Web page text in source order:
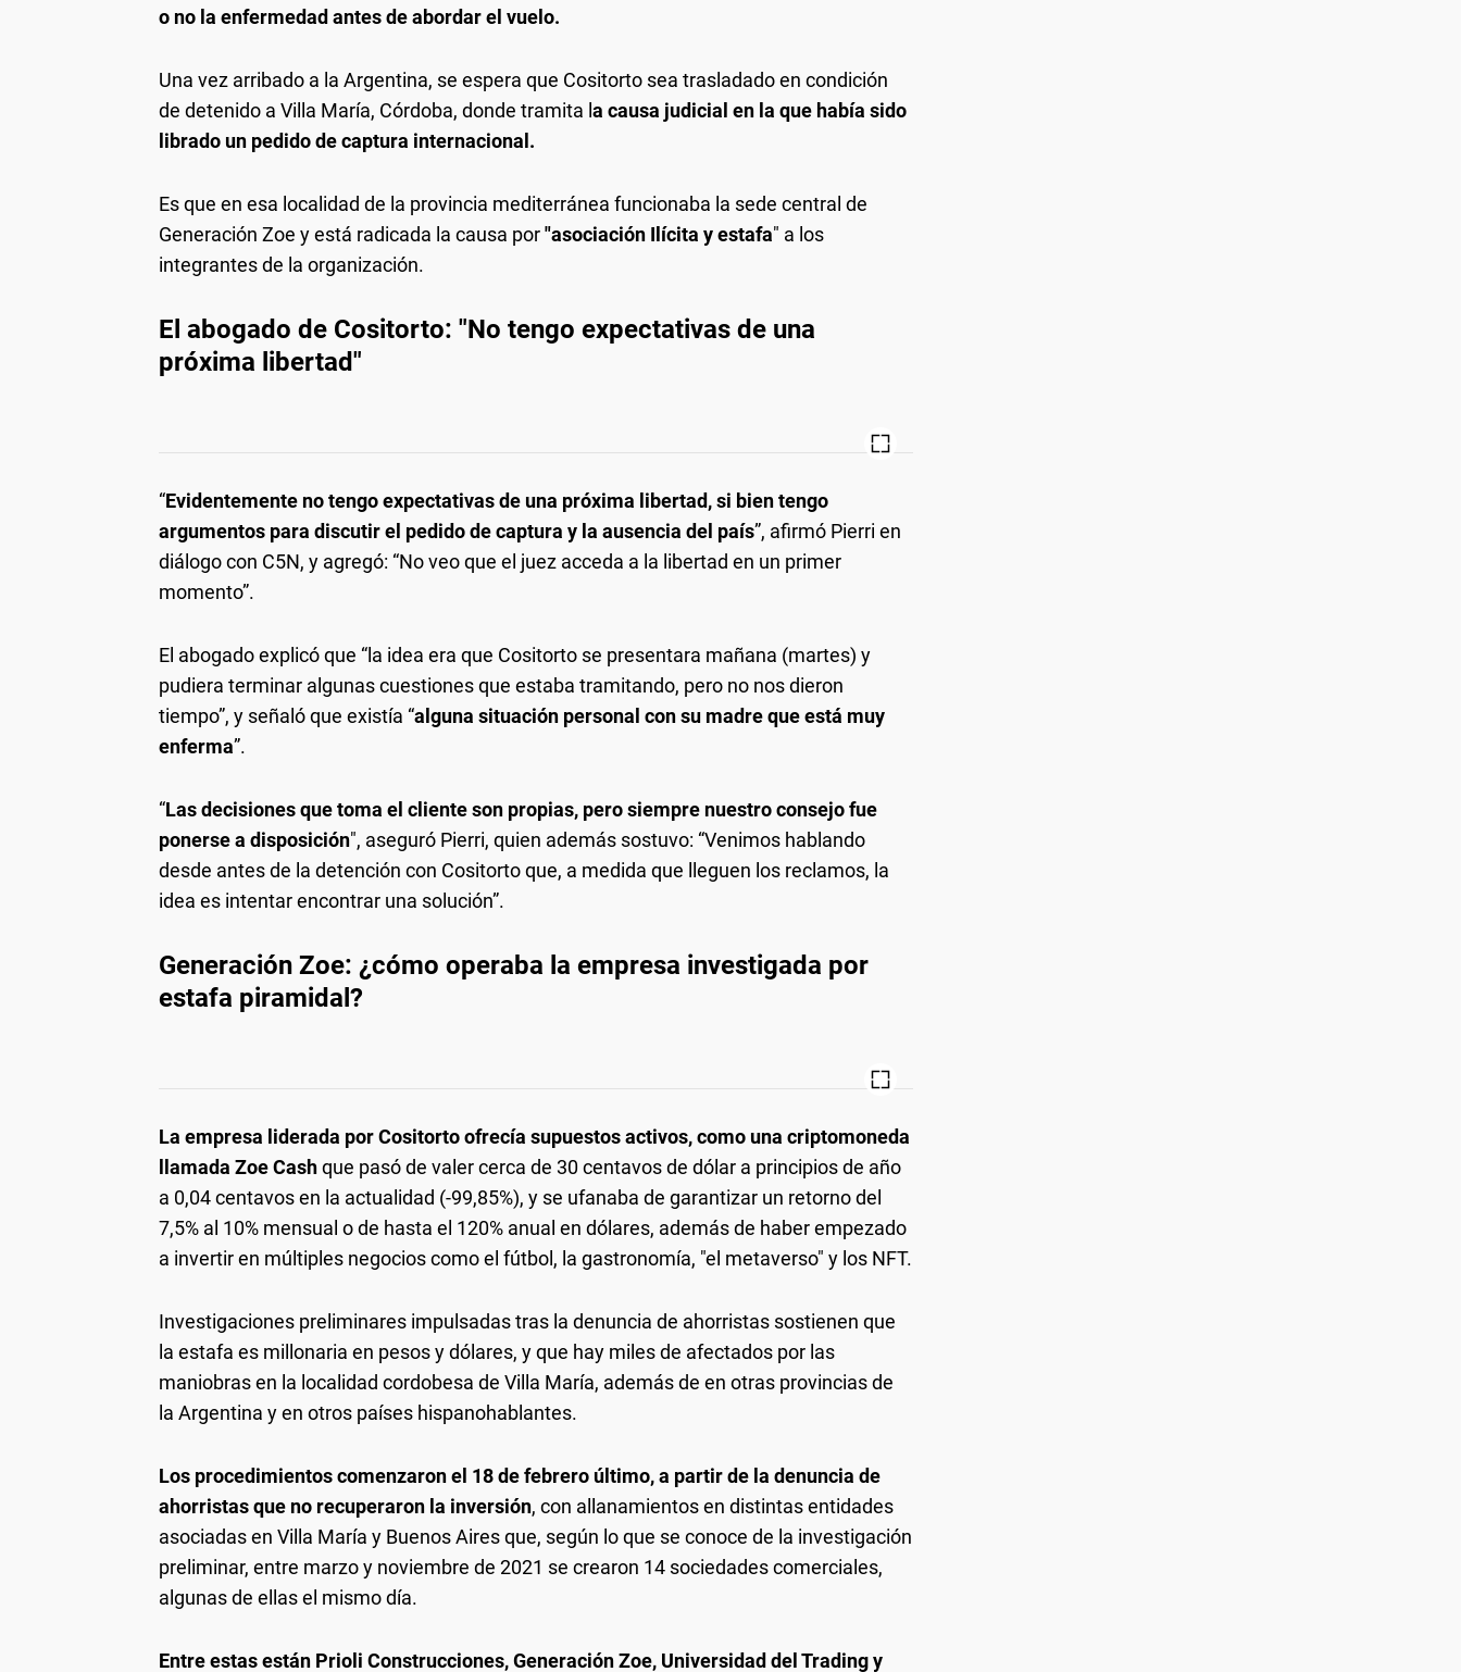
o no la enfermedad antes de abordar el vuelo.
Una vez arribado a la Argentina, se espera que Cositorto sea trasladado en condición
de detenido a Villa María, Córdoba, donde tramita l a causa judicial en la que había sido
librado un pedido de captura internacional.
Es que en esa localidad de la provincia mediterránea funcionaba la sede central de
Generación Zoe y está radicada la causa por"asociación Ilícita y estafa" a los
integrantes de la organización.
El abogado de Cositorto: "No tengo expectativas de una
próxima libertad"
“Evidentemente no tengo expectativas de una próxima libertad, si bien tengo
argumentos para discutir el pedido de captura y la ausencia del país”, afirmó Pierri en
diálogo con C5N, y agregó: “No veo que el juez acceda a la libertad en un primer
momento”.
El abogado explicó que “la idea era que Cositorto se presentara mañana (martes) y
pudiera terminar algunas cuestiones que estaba tramitando, pero no nos dieron
tiempo”, y señaló que existía “alguna situación personal con su madre que está muy
enferma”.
“Las decisiones que toma el cliente son propias, pero siempre nuestro consejo fue
ponerse a disposición", aseguró Pierri, quien además sostuvo: “Venimos hablando
desde antes de la detención con Cositorto que, a medida que lleguen los reclamos, la
idea es intentar encontrar una solución”.
Generación Zoe: ¿cómo operaba la empresa investigada por
estafa piramidal?
La empresa liderada por Cositorto ofrecía supuestos activos, como una criptomoneda
llamada Zoe Cashque pasó de valer cerca de 30 centavos de dólar a principios de año
a 0,04 centavos en la actualidad (-99,85%), y se ufanaba de garantizar un retorno del
7,5% al 10% mensual o de hasta el 120% anual en dólares, además de haber empezado
a invertir en múltiples negocios como el fútbol, la gastronomía, "el metaverso" y los NFT.
Investigaciones preliminares impulsadas tras la denuncia de ahorristas sostienen que
la estafa es millonaria en pesos y dólares, y que hay miles de afectados por las
maniobras en la localidad cordobesa de Villa María, además de en otras provincias de
la Argentina y en otros países hispanohablantes.
Los procedimientos comenzaron el 18 de febrero último, a partir de la denuncia de
ahorristas que no recuperaron la inversión, con allanamientos en distintas entidades
asociadas en Villa María y Buenos Aires que, según lo que se conoce de la investigación
preliminar, entre marzo y noviembre de 2021 se crearon 14 sociedades comerciales,
algunas de ellas el mismo día.
Entre estas están Prioli Construcciones, Generación Zoe, Universidad del Trading y